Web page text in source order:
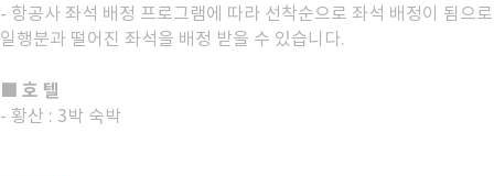
- 항공사 좌석 배정 프로그램에 따라 선착순으로 좌석 배정이 됨으로
일행분과 떨어진 좌석을 배정 받을 수 있습니다.
■ 호 텔
- 황산 : 3박 숙박